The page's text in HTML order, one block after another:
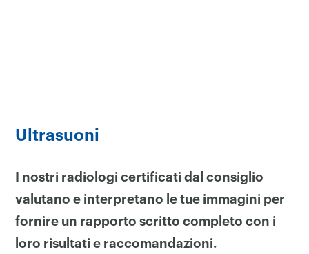
Ultrasuoni
I nostri radiologi certificati dal consiglio
valutano e interpretano le tue immagini per
fornire un rapporto scritto completo con i
loro risultati e raccomandazioni.